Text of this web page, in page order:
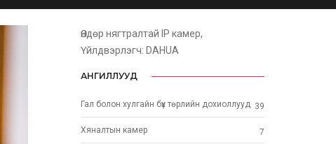
Өндөр нягтралтай IP камер,
Үйлдвэрлэгч: DAHUA
АНГИЛЛУУД
Гал болон хулгайн бүх төрлийн дохиоллууд 39
Хяналтын камер 7